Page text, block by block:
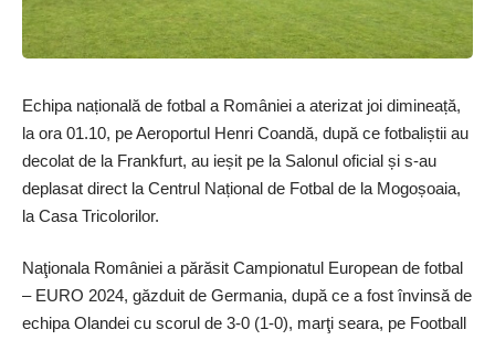
Echipa națională de fotbal a României a aterizat joi dimineață,
la ora 01.10, pe Aeroportul Henri Coandă, după ce fotbaliștii au
decolat de la Frankfurt, au ieșit pe la Salonul oficial și s-au
deplasat direct la Centrul Național de Fotbal de la Mogoșoaia,
la Casa Tricolorilor.
Naţionala României a părăsit Campionatul European de fotbal
– EURO 2024, găzduit de Germania, după ce a fost învinsă de
echipa Olandei cu scorul de 3-0 (1-0), marţi seara, pe Football